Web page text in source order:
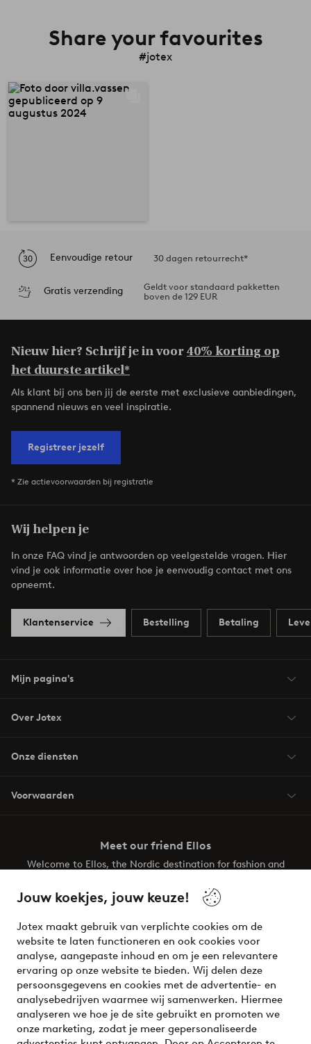
Jouw koekjes, jouw keuze!
Jotex maakt gebruik van verplichte cookies om de
website te laten functioneren en ook cookies voor
analyse, aangepaste inhoud en om je een relevantere
ervaring op onze website te bieden. Wij delen deze
persoonsgegevens en cookies met de advertentie- en
analysebedrijven waarmee wij samenwerken. Hiermee
analyseren we hoe je de site gebruikt en promoten we
onze marketing, zodat je meer gepersonaliseerde
Share your favourites
#jotex
Eenvoudige retour 30 dagen retourrecht*
Gratis verzending
Geldt voor standaard pakketten
boven de 129 EUR
Nieuw hier? Schrijf je in voor40% korting op
het duurste artikel*
Als klant bij ons ben jij de eerste met exclusieve aanbiedingen,
spannend nieuws en veel inspiratie.
Registreer jezelf
* Zie actievoorwaarden bij registratie
Wij helpen je
In onze FAQ vind je antwoorden op veelgestelde vragen. Hier
vind je ook informatie over hoe je eenvoudig contact met ons
opneemt.
Klantenservice Bestelling Betaling
Mijn pagina's
Over Jotex
Onze diensten
Voorwaarden
Meet our friend Ellos
Welcome to Ellos, the Nordic destination for fashion and
your wardrobe. Your next inspiring look is here!
Veilig betalen - Nu betalen of opsplitsen
Wil je meer weten over onze betaalopties?